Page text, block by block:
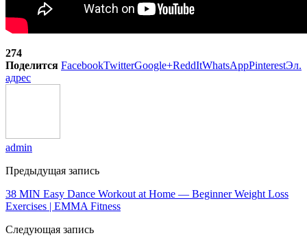
274
Поделится FacebookTwitterGoogle+ReddItWhatsAppPinterestЭл.
адрес
admin
Предыдущая запись
38 MIN Easy Dance Workout at Home — Beginner Weight Loss
Exercises | EMMA Fitness
Следующая запись